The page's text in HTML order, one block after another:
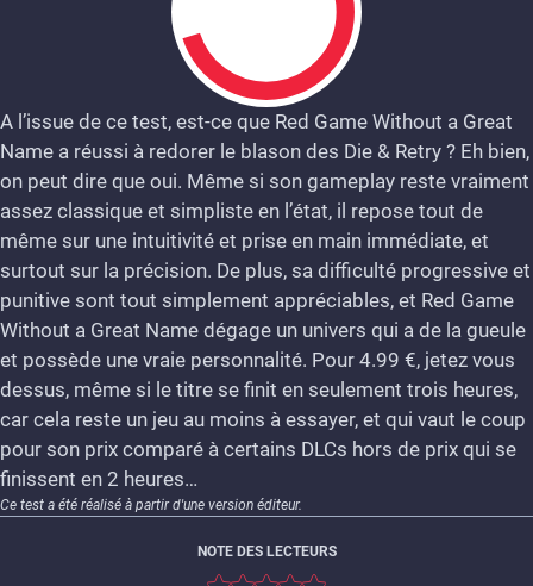
7
A l’issue de ce test, est-ce que Red Game Without a Great
Name a réussi à redorer le blason des Die & Retry ? Eh bien,
on peut dire que oui. Même si son gameplay reste vraiment
assez classique et simpliste en l’état, il repose tout de
même sur une intuitivité et prise en main immédiate, et
surtout sur la précision. De plus, sa difficulté progressive et
punitive sont tout simplement appréciables, et Red Game
Without a Great Name dégage un univers qui a de la gueule
et possède une vraie personnalité. Pour 4.99 €, jetez vous
dessus, même si le titre se finit en seulement trois heures,
car cela reste un jeu au moins à essayer, et qui vaut le coup
pour son prix comparé à certains DLCs hors de prix qui se
finissent en 2 heures…
Ce test a été réalisé à partir d'une version éditeur.
NOTE DES LECTEURS